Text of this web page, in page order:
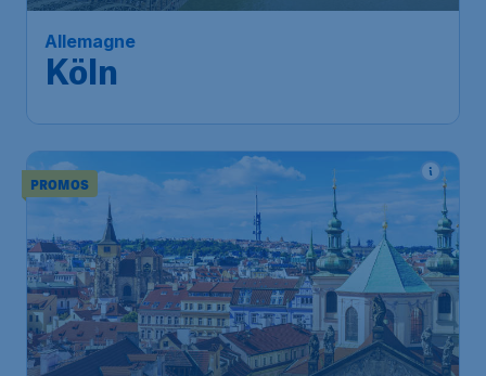
Allemagne
Köln
PROMOS